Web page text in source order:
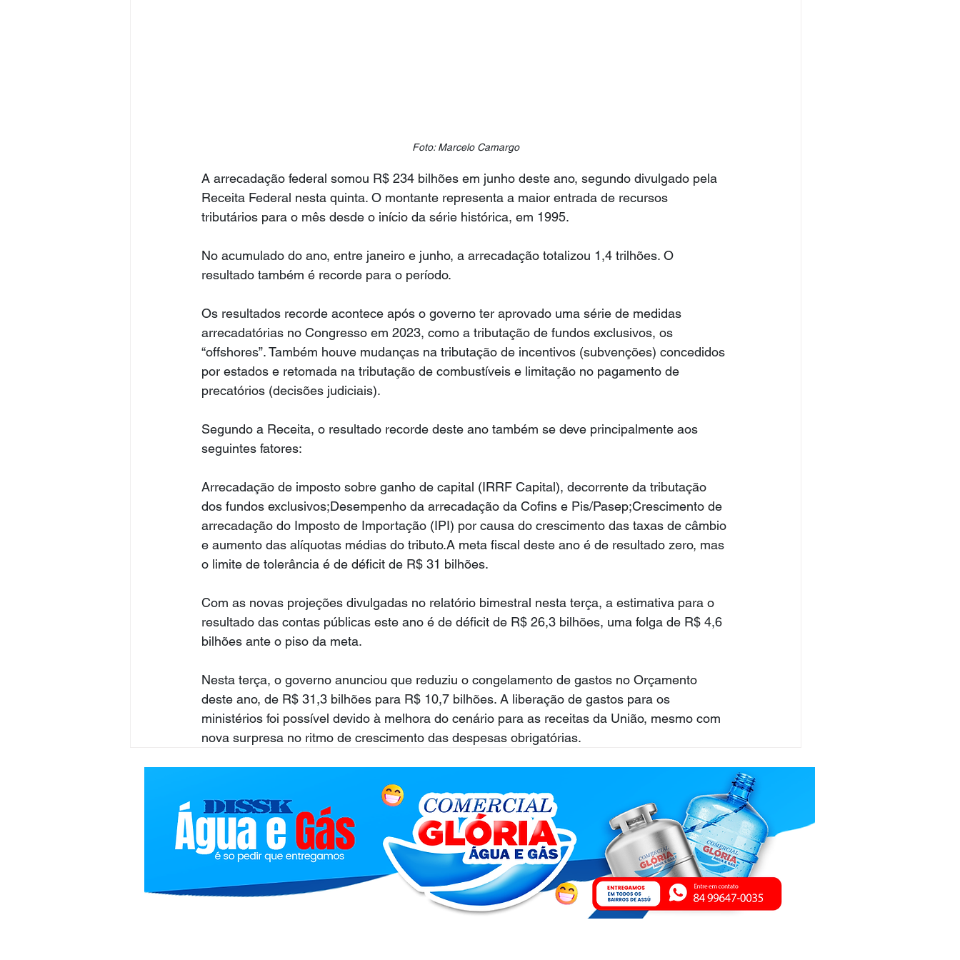
Foto: Marcelo Camargo
A arrecadação federal somou R$ 234 bilhões em junho deste ano, segundo divulgado pela
Receita Federal nesta quinta. O montante representa a maior entrada de recursos
tributários para o mês desde o início da série histórica, em 1995.
No acumulado do ano, entre janeiro e junho, a arrecadação totalizou 1,4 trilhões. O
resultado também é recorde para o período.
Os resultados recorde acontece após o governo ter aprovado uma série de medidas
arrecadatórias no Congresso em 2023, como a tributação de fundos exclusivos, os
“offshores”. Também houve mudanças na tributação de incentivos (subvenções) concedidos
por estados e retomada na tributação de combustíveis e limitação no pagamento de
precatórios (decisões judiciais).
Segundo a Receita, o resultado recorde deste ano também se deve principalmente aos
seguintes fatores:
Arrecadação de imposto sobre ganho de capital (IRRF Capital), decorrente da tributação
dos fundos exclusivos;Desempenho da arrecadação da Cofins e Pis/Pasep;Crescimento de
arrecadação do Imposto de Importação (IPI) por causa do crescimento das taxas de câmbio
e aumento das alíquotas médias do tributo.A meta fiscal deste ano é de resultado zero, mas
o limite de tolerância é de déficit de R$ 31 bilhões.
Com as novas projeções divulgadas no relatório bimestral nesta terça, a estimativa para o
resultado das contas públicas este ano é de déficit de R$ 26,3 bilhões, uma folga de R$ 4,6
bilhões ante o piso da meta.
Nesta terça, o governo anunciou que reduziu o congelamento de gastos no Orçamento
deste ano, de R$ 31,3 bilhões para R$ 10,7 bilhões. A liberação de gastos para os
ministérios foi possível devido à melhora do cenário para as receitas da União, mesmo com
nova surpresa no ritmo de crescimento das despesas obrigatórias.